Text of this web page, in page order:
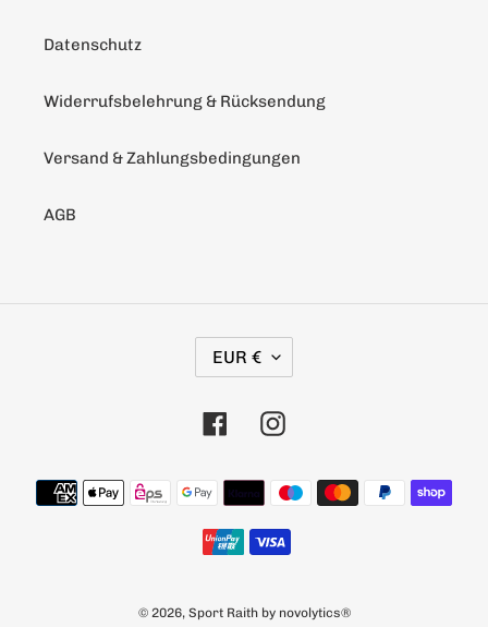
Datenschutz
Widerrufsbelehrung & Rücksendung
Versand & Zahlungsbedingungen
AGB
W
Ä
R
N
G
EUR €
FacebookInstagram
Zahlungsarten
© 2026, Sport Raithby novolytics®️